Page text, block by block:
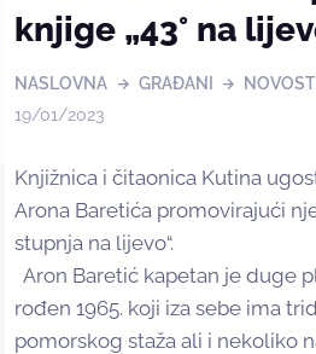
knjige „43° na
NASLOVNA GRAĐANI NOVOSTI
19/01/2023
Knjižnica i čitaonica Kutina
Arona Baretića promovirajući
stupnja na lijevo“.
Aron Baretić kapetan je duge
rođen 1965. koji iza sebe ima
pomorskog staža ali i nekoliko